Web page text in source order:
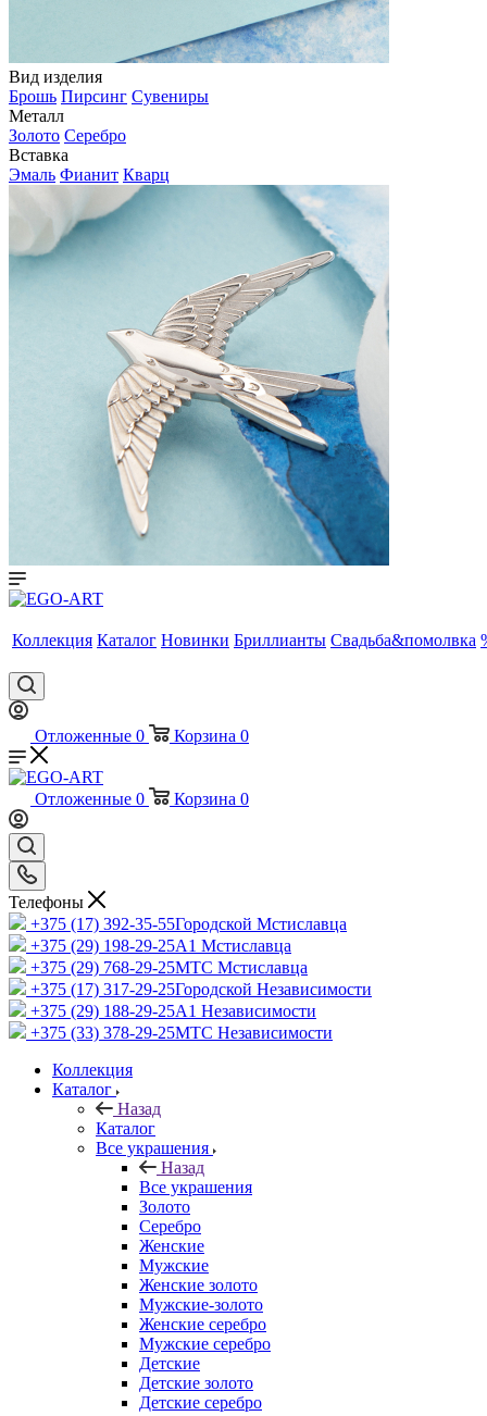
Вид изделия
Брошь Пирсинг Сувениры
Металл
Золото Серебро
Вставка
Эмаль Фианит Кварц
Коллекция Каталог Новинки Бриллианты Свадьба&помолвка
Отложенные 0 Корзина 0
Отложенные 0 Корзина 0
Телефоны
+375 (17) 392-35-55Городской Мстиславца
+375 (29) 198-29-25A1 Мстиславца
+375 (29) 768-29-25МТС Мстиславца
+375 (17) 317-29-25Городской Независимости
+375 (29) 188-29-25A1 Независимости
+375 (33) 378-29-25МТС Независимости
Коллекция
Каталог
Назад
Каталог
Все украшения
Назад
Все украшения
Золото
Серебро
Женские
Мужские
Женские золото
Мужские-золото
Женские серебро
Мужские серебро
Детские
Детские золото
Детские серебро